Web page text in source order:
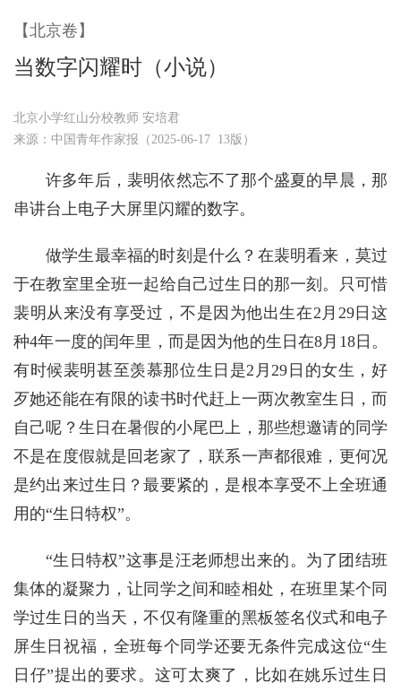
【北京卷】
当数字闪耀时（小说）
北京小学红山分校教师 安培君
来源：中国青年作家报（2025-06-17 13版）
许多年后，裴明依然忘不了那个盛夏的早晨，那
串讲台上电子大屏里闪耀的数字。
做学生最幸福的时刻是什么？在裴明看来，莫过
于在教室里全班一起给自己过生日的那一刻。只可惜
裴明从来没有享受过，不是因为他出生在2月29日这
种4年一度的闰年里，而是因为他的生日在8月18日。
有时候裴明甚至羡慕那位生日是2月29日的女生，好
歹她还能在有限的读书时代赶上一两次教室生日，而
自己呢？生日在暑假的小尾巴上，那些想邀请的同学
不是在度假就是回老家了，联系一声都很难，更何况
是约出来过生日？最要紧的，是根本享受不上全班通
用的“生日特权”。
“生日特权”这事是汪老师想出来的。为了团结班
集体的凝聚力，让同学之间和睦相处，在班里某个同
学过生日的当天，不仅有隆重的黑板签名仪式和电子
屏生日祝福，全班每个同学还要无条件完成这位“生
日仔”提出的要求。这可太爽了，比如在姚乐过生日